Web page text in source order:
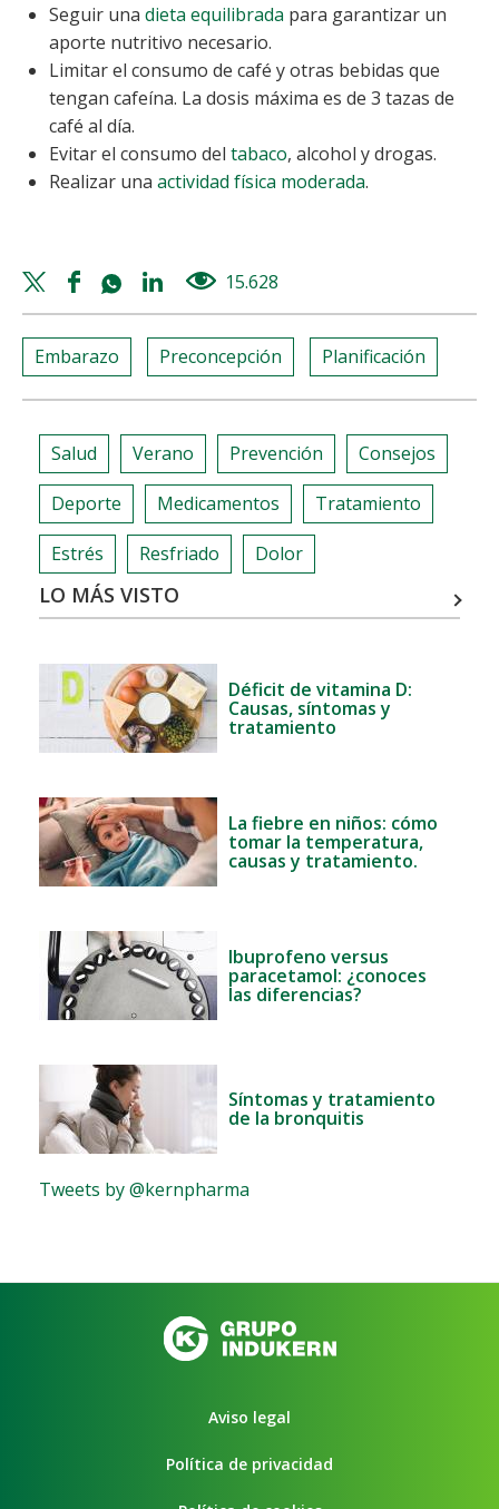
Seguir una dieta equilibrada para garantizar un
aporte nutritivo necesario.
Limitar el consumo de café y otras bebidas que
tengan cafeína. La dosis máxima es de 3 tazas de
café al día.
Evitar el consumo del tabaco, alcohol y drogas.
Realizar una actividad física moderada.
Twitter
share
Facebook
share
Whatsapp
share
Linkedin
share
15.628
Embarazo Preconcepción Planificación
Salud Verano Prevención Consejos
Deporte Medicamentos Tratamiento
Estrés Resfriado Dolor
LO MÁS VISTO
Déficit de vitamina D:
Causas, síntomas y
tratamiento
La fiebre en niños: cómo
tomar la temperatura,
causas y tratamiento.
Ibuprofeno versus
paracetamol: ¿conoces
las diferencias?
Síntomas y tratamiento
de la bronquitis
Tweets by @kernpharma
Aviso legal
Política de privacidad